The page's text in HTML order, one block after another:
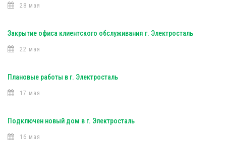
28 мая
Закрытие офиса клиентского обслуживания г. Электросталь
22 мая
Плановые работы в г. Электросталь
17 мая
Подключен новый дом в г. Электросталь
16 мая